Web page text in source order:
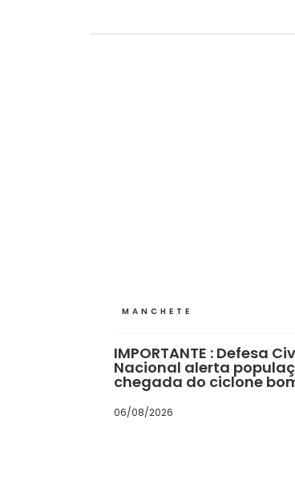
MANCHETE
IMPORTANTE : Defesa
Nacional alerta
chegada do ciclone
06/08/2026